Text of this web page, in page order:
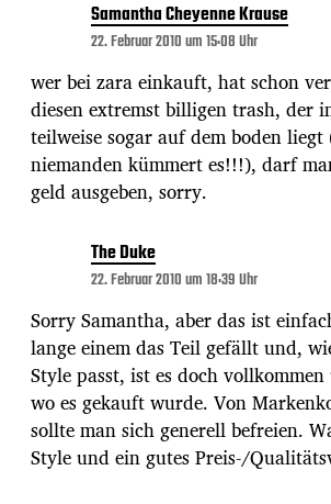
Samantha Cheyenne Krause
22. Februar 2010 um 15:08 Uhr
wer bei zara einkauft, hat schon
diesen extremst billigen trash, der
teilweise sogar auf dem boden
niemanden kümmert es!!!), darf
geld ausgeben, sorry.
The Duke
22. Februar 2010 um 18:39 Uhr
Sorry Samantha, aber das ist
lange einem das Teil gefällt und,
Style passt, ist es doch
wo es gekauft wurde. Von
sollte man sich generell befreien.
Style und ein gutes Preis-/